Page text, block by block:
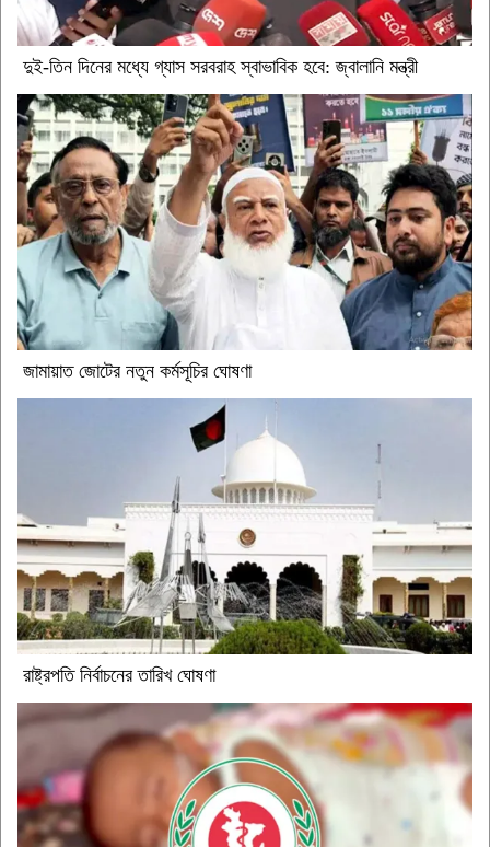
দুই-তিন দিনের মধ্যে গ্যাস সরবরাহ স্বাভাবিক হবে: জ্বালানি মন্ত্রী
জামায়াত জোটের নতুন কর্মসূচির ঘোষণা
রাষ্ট্রপতি নির্বাচনের তারিখ ঘোষণা